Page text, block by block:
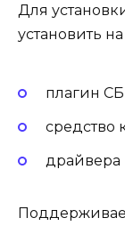
Для
установить
плагин
средство
драйвера